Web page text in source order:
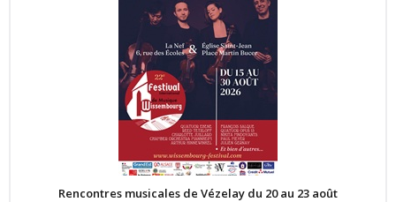
Rencontres musicales de Vézelay du 20 au 23 août